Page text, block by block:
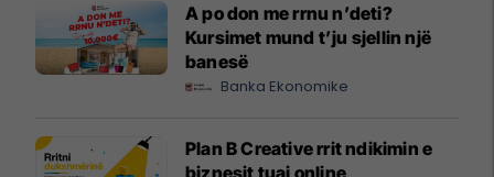
A po don me rrnu n’deti?
Kursimet mund t’ju sjellin një
banesë
Banka Ekonomike
Plan B Creative rrit ndikimin e
biznesit tuaj online